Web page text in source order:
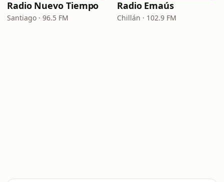
Radio Nuevo Tiempo
Santiago · 96.5 FM
Radio Emaús
Chillán · 102.9 FM